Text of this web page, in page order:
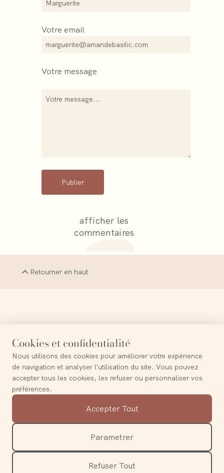
Votre email
Votre message
Publier
afficher les
commentaires
Retourner en haut
La Terre est le probable paradis perdu
—Frederico Garcia Lorca
Mentions légales
Politique de confidentialité
Amande & Basilic
Cookies et confidentialité
Nous utilisons des cookies pour améliorer votre expérience
de navigation et analyser l'utilisation du site. Vous pouvez
accepter tous les cookies, les refuser ou personnaliser vos
préférences.
Accepter Tout
Parametrer
Refuser Tout